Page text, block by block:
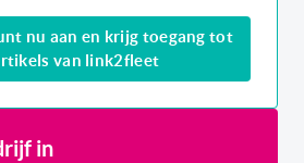
nu aan en krijg toegang tot
van link2fleet
in